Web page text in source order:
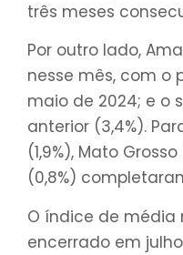
três meses
Por outro lado,
nesse mês, com o
maio de 2024; e o
anterior (3,4%).
(1,9%), Mato
(0,8%)
O índice de média
encerrado em